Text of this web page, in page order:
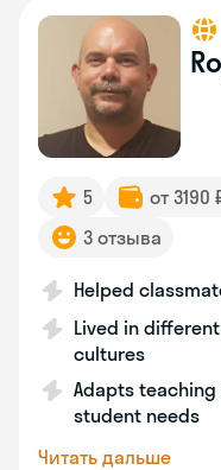
5 от 3190
3 отзыва
Helped
Lived in
cultures
Adapts
student needs
Читать дальше